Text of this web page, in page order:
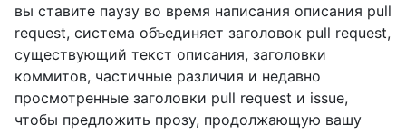
вы ставите паузу во время написания описания pull
request, система объединяет заголовок pull request,
существующий текст описания, заголовки
коммитов, частичные различия и недавно
просмотренные заголовки pull request и issue,
чтобы предложить прозу, продолжающую вашу